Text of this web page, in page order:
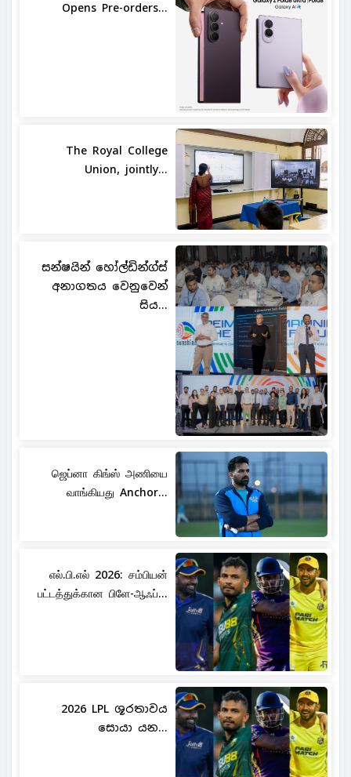
Opens Pre-orders...
The Royal College
Union, jointly...
සන්ෂයින් හෝල්ඩින්ග්ස්
අනාගතය වෙනුවෙන්
සිය...
ஜெப்னா கிங்ஸ் அணியை
வாங்கியது Anchor...
எல்.பி.எல் 2026: சம்பியன்
பட்டத்துக்கான பிளே-ஆஃப்...
2026 LPL ශූරතාවය
සොයා යන...